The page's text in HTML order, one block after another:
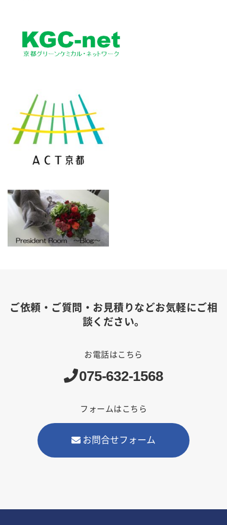
ご依頼・ご質問・お見積りなどお気軽にご相
談ください。
お電話はこちら
075-632-1568
フォームはこちら
お問合せフォーム